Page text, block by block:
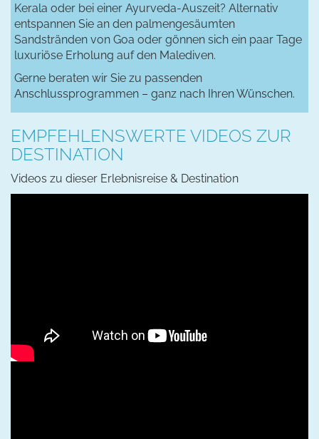
Kerala oder bei einer Ayurveda-Auszeit? Alternativ
entspannen Sie an den palmengesäumten
Sandstränden von Goa oder gönnen sich ein paar Tage
luxuriöse Erholung auf den Malediven.
Gerne beraten wir Sie zu passenden
Anschlussprogrammen – ganz nach Ihren Wünschen.
EMPFEHLENSWERTE VIDEOS ZUR
DESTINATION
Videos zu dieser Erlebnisreise & Destination